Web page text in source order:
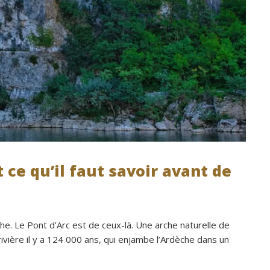
ce qu’il faut savoir avant de
Le Pont d’Arc est de ceux-là. Une arche naturelle de
il y a 124 000 ans, qui enjambe l’Ardèche dans un